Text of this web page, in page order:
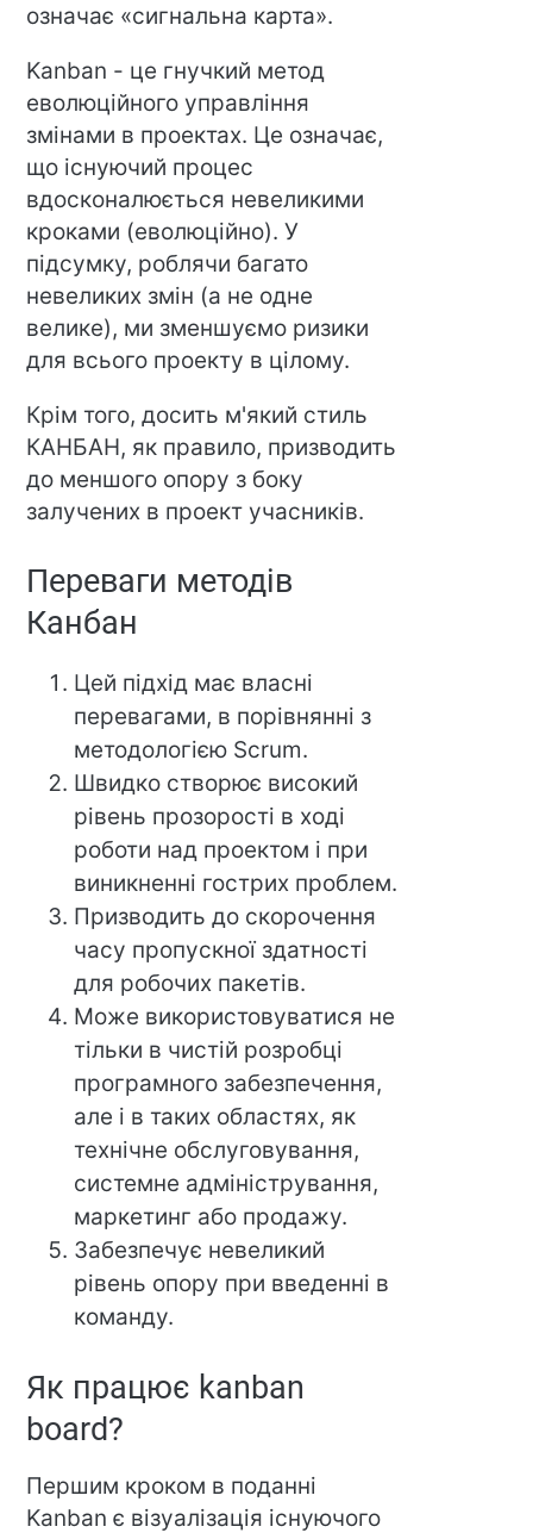
означає «сигнальна карта».
Kanban - це гнучкий метод
еволюційного управління
змінами в проектах. Це означає,
що існуючий процес
вдосконалюється невеликими
кроками (еволюційно). У
підсумку, роблячи багато
невеликих змін (а не одне
велике), ми зменшуємо ризики
для всього проекту в цілому.
Крім того, досить м'який стиль
КАНБАН, як правило, призводить
до меншого опору з боку
залучених в проект учасників.
Переваги методів
Канбан
Цей підхід має власні
перевагами, в порівнянні з
методологією Scrum.
Швидко створює високий
рівень прозорості в ході
роботи над проектом і при
виникненні гострих проблем.
Призводить до скорочення
часу пропускної здатності
для робочих пакетів.
Може використовуватися не
тільки в чистій розробці
програмного забезпечення,
але і в таких областях, як
технічне обслуговування,
системне адміністрування,
маркетинг або продажу.
Забезпечує невеликий
рівень опору при введенні в
команду.
Як працює kanban
board?
Першим кроком в поданні
Kanban є візуалізація існуючого